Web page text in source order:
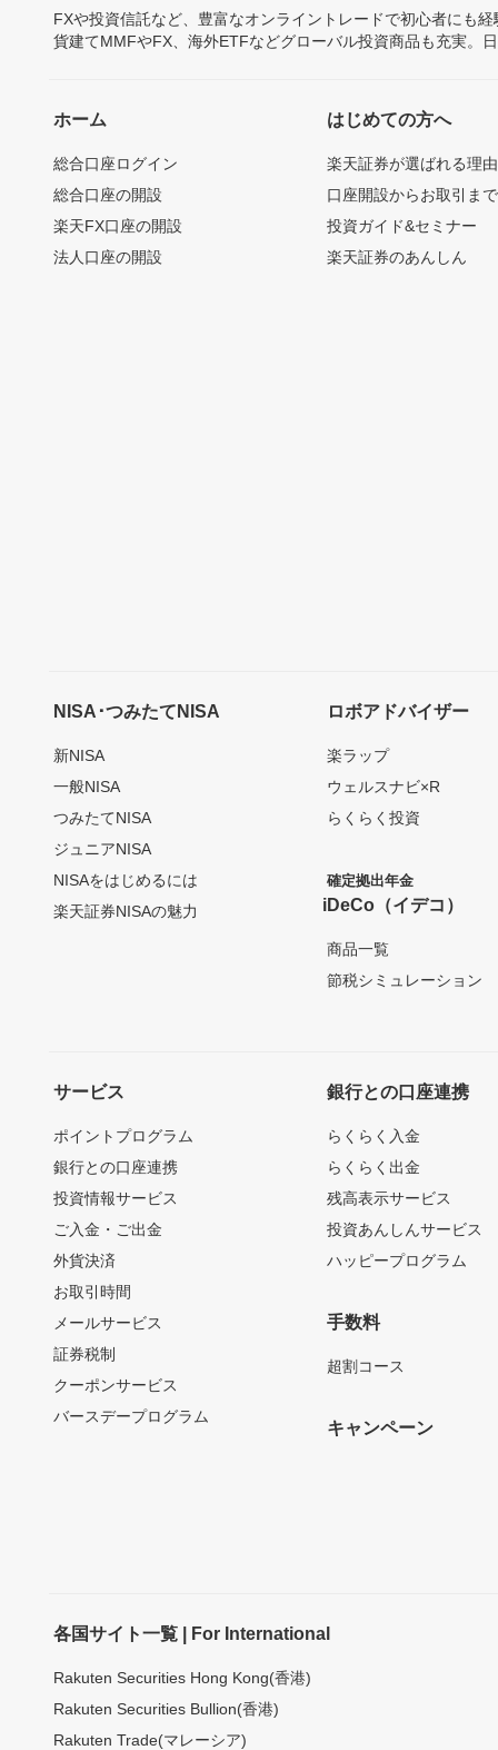
FXや投資信託など、豊富なオンライントレードで初心者にも
貨建てMMFやFX、海外ETFなどグローバル投資商品も充実。
ホーム
総合口座ログイン
総合口座の開設
楽天FX口座の開設
法人口座の開設
はじめての方へ
楽天証券が選ばれる理由
口座開設からお取引ま
投資ガイド&セミナー
楽天証券のあんしん
NISA･つみたてNISA
新NISA
一般NISA
つみたてNISA
ジュニアNISA
NISAをはじめるには
楽天証券NISAの魅力
ロボアドバイザー
楽ラップ
ウェルスナビ×R
らくらく投資
確定拠出年金
iDeCo（イデコ）
商品一覧
節税シミュレーション
サービス
ポイントプログラム
銀行との口座連携
投資情報サービス
ご入金・ご出金
外貨決済
お取引時間
メールサービス
証券税制
クーポンサービス
バースデープログラム
銀行との口座連携
らくらく入金
らくらく出金
残高表示サービス
投資あんしんサービス
ハッピープログラム
手数料
超割コース
キャンペーン
各国サイト一覧 | For International
Rakuten Securities Hong Kong(香港)
Rakuten Securities Bullion(香港)
Rakuten Trade(マレーシア)